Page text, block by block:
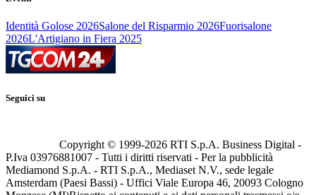
Identità Golose 2026Salone del Risparmio 2026Fuorisalone
2026L'Artigiano in Fiera 2025
Seguici su
Copyright © 1999-2026 RTI S.p.A. Business Digital -
P.Iva 03976881007 - Tutti i diritti riservati - Per la pubblicità
Mediamond S.p.A. - RTI S.p.A., Mediaset N.V., sede legale
Amsterdam (Paesi Bassi) - Uffici Viale Europa 46, 20093 Cologno